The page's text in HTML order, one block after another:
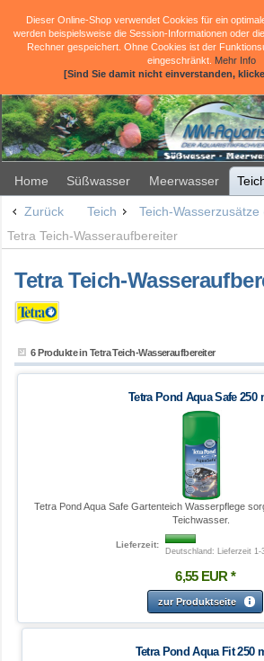
Home Süßwasser Meerwasser
Zurück Teich
Teich-
Tetra Teich-Wasseraufbereiter
Tetra Teich-
6 Produkte in Tetra Teich-Wasseraufbereiter
Tetra Pond Aqua Safe 250
Tetra Pond Aqua Safe Gartenteich Wasserpflege
Teichwasser.
Lieferzeit:
Deutschland: Lieferzeit 1-
6,55 EUR *
zur Produktseite
Tetra Pond Aqua Fit 250
Dieser Online-Shop verwendet Cookies für ein
werden beispielsweise die Session-Informationen oder
Rechner gespeichert. Ohne Cookies ist der
eingeschränkt. Mehr Info
[Sind Sie damit nicht einverstanden,